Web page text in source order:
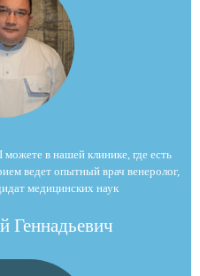
в нашей клинике, где есть
ведет опытный врач венеролог,
медицинских наук
Геннадьевич